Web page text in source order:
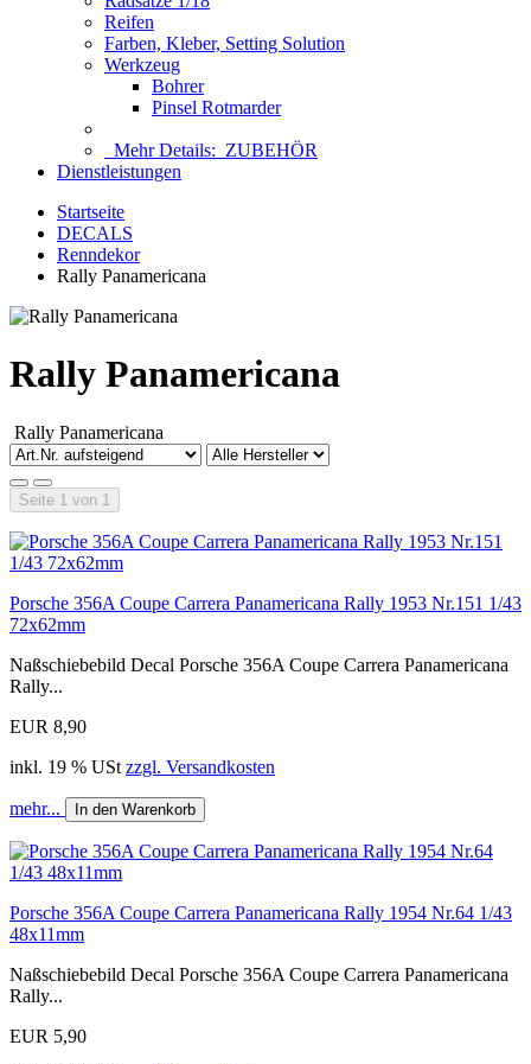
Reifen
Farben, Kleber, Setting Solution
Werkzeug
Bohrer
Pinsel Rotmarder
Mehr Details: ZUBEHÖR
Dienstleistungen
Startseite
DECALS
Renndekor
Rally Panamericana
Rally Panamericana
Rally Panamericana
Seite 1 von 1
Porsche 356A Coupe Carrera Panamericana Rally 1953 Nr.151 1/43
72x62mm
Naßschiebebild Decal Porsche 356A Coupe Carrera Panamericana
Rally...
EUR 8,90
inkl. 19 % USt zzgl. Versandkosten
mehr... In den Warenkorb
Porsche 356A Coupe Carrera Panamericana Rally 1954 Nr.64 1/43
48x11mm
Naßschiebebild Decal Porsche 356A Coupe Carrera Panamericana
Rally...
EUR 5,90